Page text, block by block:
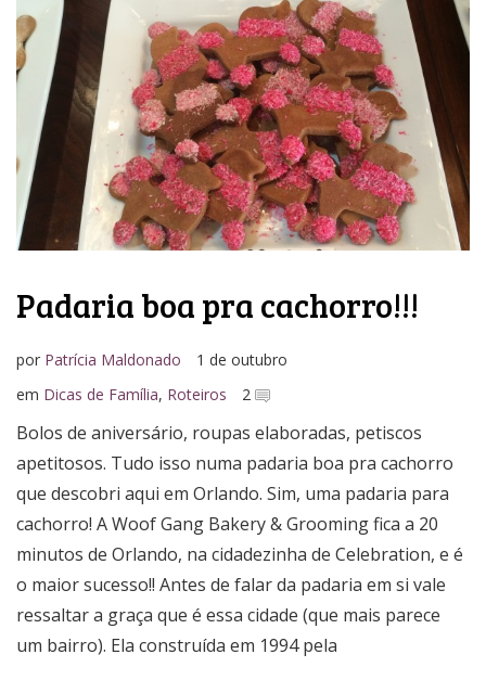
Padaria boa pra cachorro!!!
por Patrícia Maldonado
1 de outubro
em Dicas de Família, Roteiros 2
Bolos de aniversário, roupas elaboradas, petiscos
apetitosos. Tudo isso numa padaria boa pra cachorro
que descobri aqui em Orlando. Sim, uma padaria para
cachorro! A Woof Gang Bakery & Grooming fica a 20
minutos de Orlando, na cidadezinha de Celebration, e é
o maior sucesso!! Antes de falar da padaria em si vale
ressaltar a graça que é essa cidade (que mais parece
um bairro). Ela construída em 1994 pela